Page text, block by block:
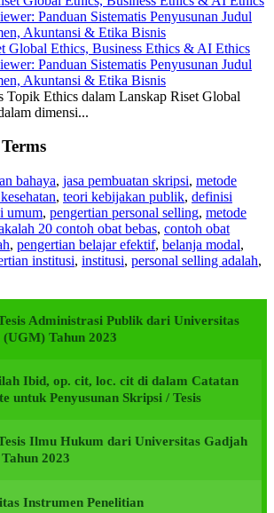
Global Ethics, Business Ethics & AI Ethics
Panduan Sistematis Penyusunan Judul
Akuntansi & Etika Bisnis
Topik Ethics dalam Lanskap Riset Global
dimensi...
bahaya, jasa pembuatan skripsi, metode
, teori kebijakan publik, definisi
umum, pengertian personal selling, metode
20 contoh obat bebas, contoh obat
, pengertian belajar efektif, belanja modal,
institusi, institusi, personal selling adalah,
Administrasi Publik dari Universitas
Tahun 2023
Ibid, op. cit, loc. cit di dalam Catatan
untuk Penyusunan Skripsi / Tesis
Ilmu Hukum dari Universitas Gadjah
2023
Instrumen Penelitian